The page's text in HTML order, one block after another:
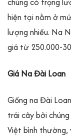
hiện tại nằm ở
lượng nhiều. Na
giá từ 250.000-
Giá Na Đài Loan
Giống na Đài
trái cây bởi
Việt bình thường,